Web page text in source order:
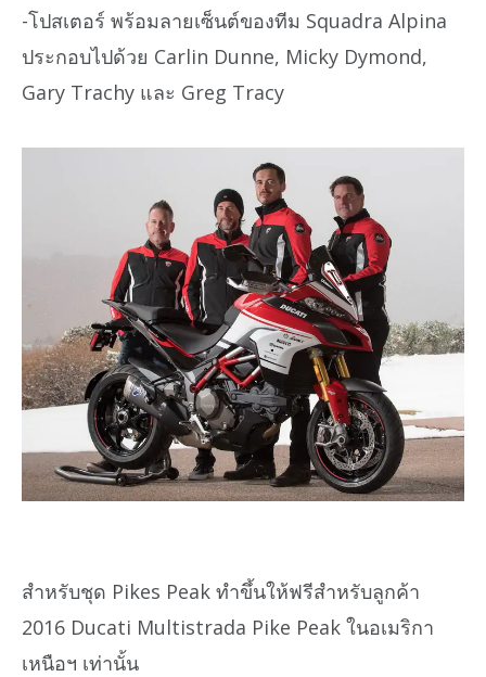
-โปสเตอร์ พร้อมลายเซ็นต์ของทีม Squadra Alpina
ประกอบไปด้วย Carlin Dunne, Micky Dymond,
Gary Trachy และ Greg Tracy
สำหรับชุด Pikes Peak ทำขึ้นให้ฟรีสำหรับลูกค้า
2016 Ducati Multistrada Pike Peak ในอเมริกา
เหนือฯ เท่านั้น